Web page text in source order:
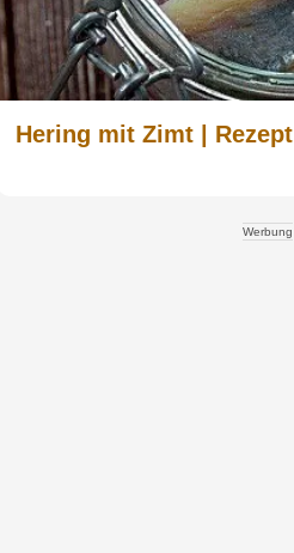
Hering mit Zimt | Rezept
Werbung